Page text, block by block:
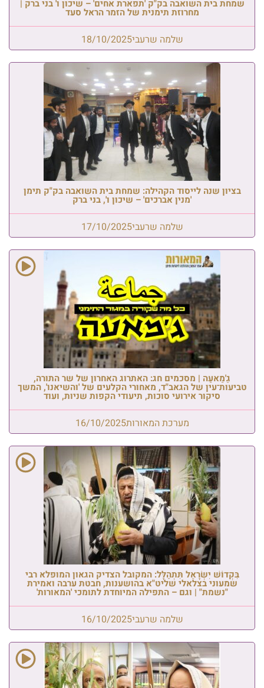
שמחת בית השואבה בק"ק 'תפארת אחים' – שיכון ו' בני ברק |
מחרוזת תימנית של הזמר הראל סעד
שלמה שרעבי18/10/2025
בציון שנה לייסוד הקהילה: שמחת בית השואבה בק"ק תימן
'מנין אברכים' – שיכון ו', בני ברק
שלמה שרעבי17/10/2025
גַ'מַאעַה | מסכמים חג: האתרוג האחרון של שר התורה,
טביעות־עין של הגאב"ד, מאחורי הקלעים של 'והשיאנו', המשך
סיקור אירועי סוכות, תיעודי הקפות שניות, ועוד
מערכת המאורות16/10/2025
בִּקְדוֹשׁ יִשְׂרָאֵל תִּתְהַלָּל: המקובל הצדיק הגאון המופלא רבי
שמעוני בצלאלי שליט"א בהושענות, חבטת ערבה ואמירת
"נשמת" | וגם – התפילה המיוחדת לתומכי 'המאורות'
שלמה שרעבי16/10/2025